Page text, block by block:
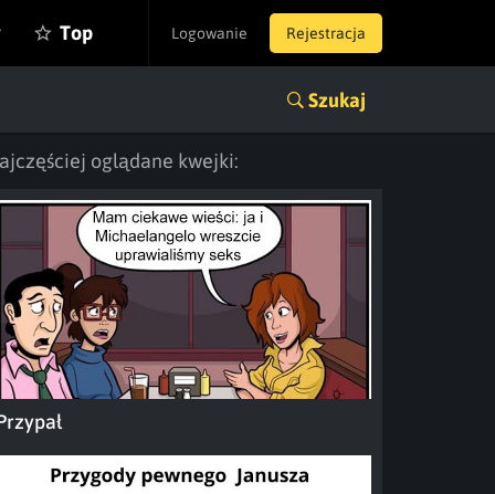
Logowanie Rejestracja
Top
Szukaj
oglądane kwejki: